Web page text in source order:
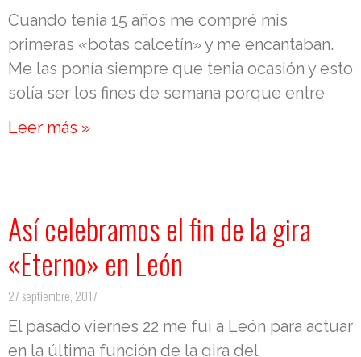
Cuando tenia 15 años me compré mis
primeras «botas calcetín» y me encantaban.
Me las ponía siempre que tenia ocasión y esto
solía ser los fines de semana porque entre
Leer más »
Así celebramos el fin de la gira
«Eterno» en León
27 septiembre, 2017
El pasado viernes 22 me fui a León para actuar
en la última función de la gira del